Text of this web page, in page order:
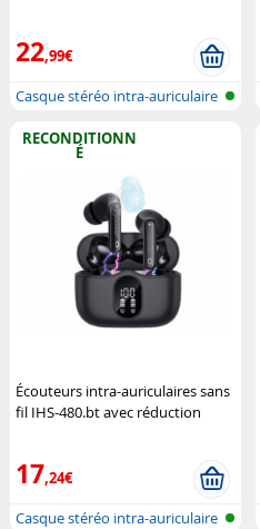
22,99€
Casque stéréo intra-auriculaire
RECONDITIONN
É
Écouteurs intra-auriculaires sans
fil IHS-480.bt avec réduction
17,24€
Casque stéréo intra-auriculaire